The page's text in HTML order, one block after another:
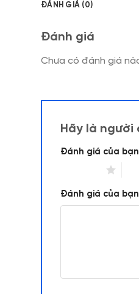
ĐÁNH GIÁ (0)
Đánh giá
Chưa có đánh giá
Hãy là người
Đánh giá của bạn
Đánh giá của bạn